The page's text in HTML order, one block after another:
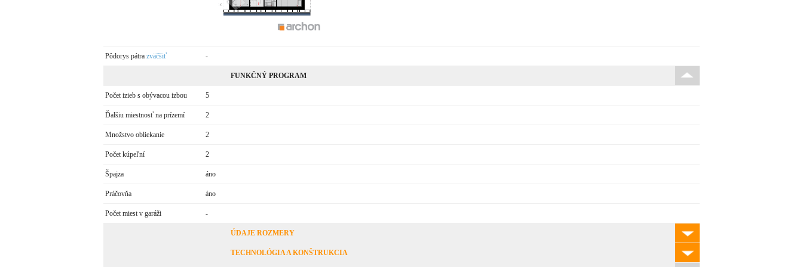
Pôdorys pátra zväčšiť -
FUNKČNÝ PROGRAM
Počet izieb s obývacou izbou 5
Ďalšiu miestnosť na prízemí 2
Množstvo obliekanie 2
Počet kúpeľní 2
Špajza áno
Práčovňa áno
Počet miest v garáži -
ÚDAJE ROZMERY
TECHNOLÓGIA A KONŠTRUKCIA